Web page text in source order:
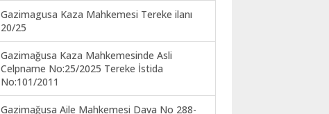
Gazimagusa Kaza Mahkemesi Tereke ilanı
20/25
Gazimağusa Kaza Mahkemesinde Asli
Celpname No:25/2025 Tereke İstida
No:101/2011
Gazimağusa Aile Mahkemesi Dava No 288-